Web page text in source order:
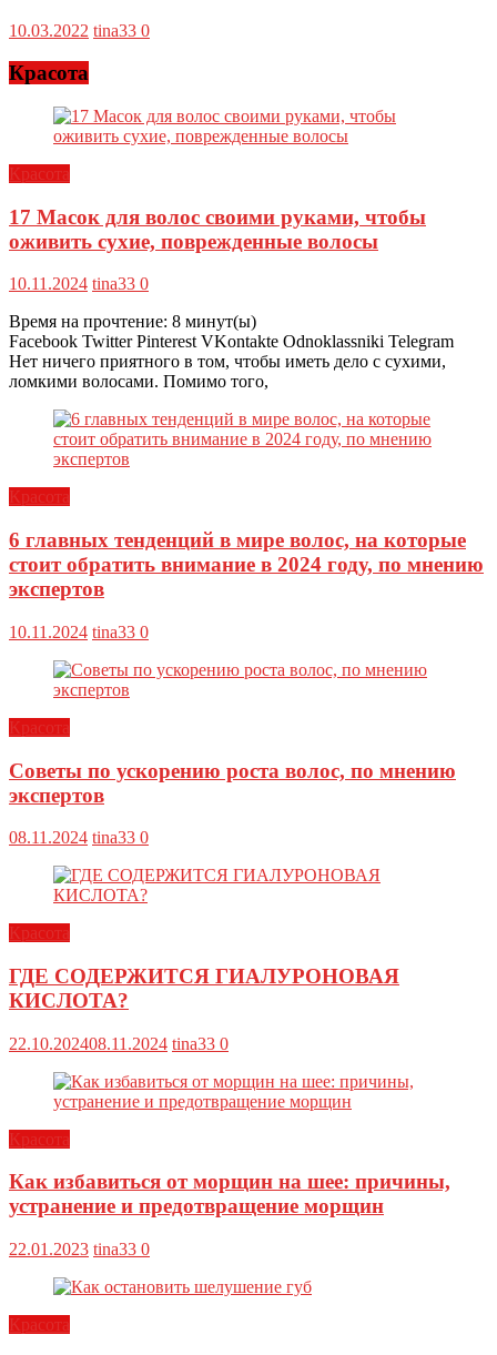
10.03.2022 tina33 0
Красота
Красота
17 Масок для волос своими руками, чтобы
оживить сухие, поврежденные волосы
10.11.2024 tina33 0
Время на прочтение: 8 минут(ы)
Facebook Twitter Pinterest VKontakte Odnoklassniki Telegram
Нет ничего приятного в том, чтобы иметь дело с сухими,
ломкими волосами. Помимо того,
Красота
6 главных тенденций в мире волос, на которые
стоит обратить внимание в 2024 году, по мнению
экспертов
10.11.2024 tina33 0
Красота
Советы по ускорению роста волос, по мнению
экспертов
08.11.2024 tina33 0
Красота
ГДЕ СОДЕРЖИТСЯ ГИАЛУРОНОВАЯ
КИСЛОТА?
22.10.202408.11.2024 tina33 0
Красота
Как избавиться от морщин на шее: причины,
устранение и предотвращение морщин
22.01.2023 tina33 0
Красота